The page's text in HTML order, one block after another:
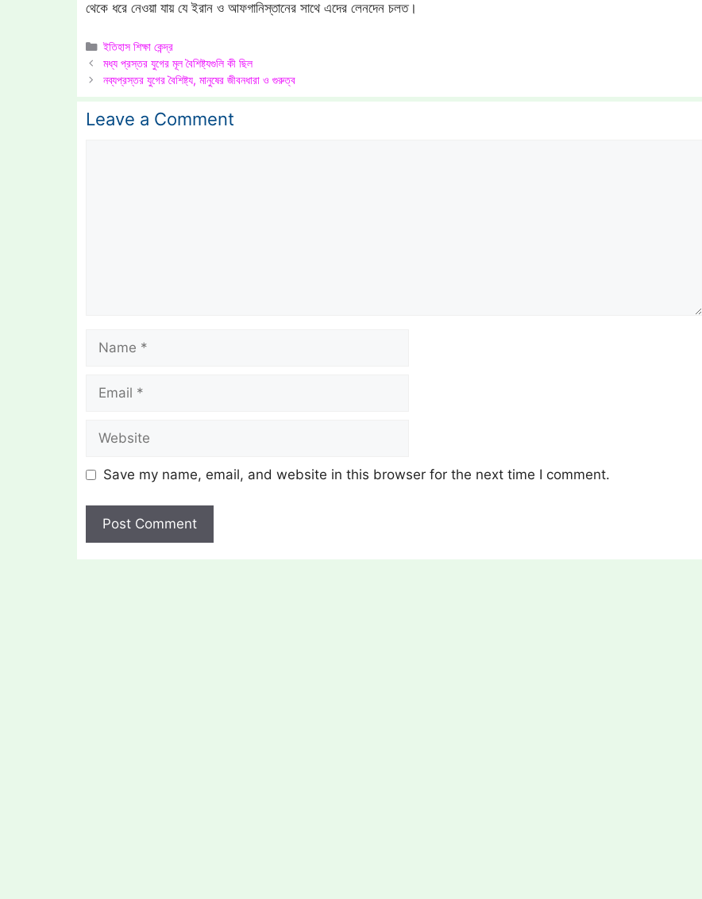
থেকে ধরে নেওয়া যায় যে ইরান ও আফগানিস্তানের সাথে এদের লেনদেন চলত।
Categories
ইতিহাস শিক্ষা কেন্দ্র
মধ্য প্রস্তর যুগের মূল বৈশিষ্ট্যগুলি কী ছিল
নব্যপ্রস্তর যুগের বৈশিষ্ট্য, মানুষের জীবনধারা ও গুরুত্ব
Leave a Comment
Name
Email
Website
Save my name, email, and website in this browser for the next time I comment.